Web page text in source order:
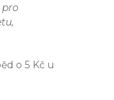
pro
o 5 Kč u